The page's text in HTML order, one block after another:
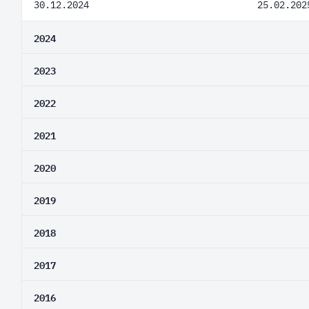
30.12.2024
2024
2023
2022
2021
2020
2019
2018
2017
2016